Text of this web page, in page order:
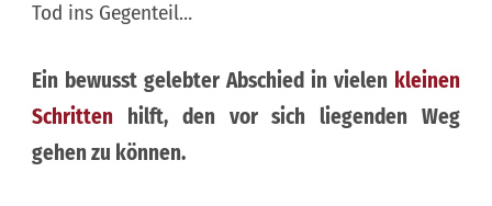
Tod ins Gegenteil…
Ein bewusst gelebter Abschied in vielen kleinen
Schrittenhilft, den vor sich liegenden Weg
gehen zu können.